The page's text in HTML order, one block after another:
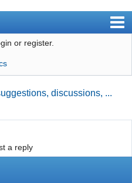
or register.
discussions, ...
a reply